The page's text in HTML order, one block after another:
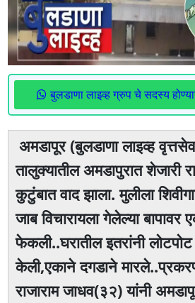
बुलडाणा लाइव्ह ग्रुप चे सदस्य
अमडापूर (बुलडाणा लाइव्ह
तालुक्यातील अमडापुरात शेजारी
कुटुंबात वाद झाला. मुलीला
जाब विचारायला गेलेल्या
फेकली..घरातील इतरांनी
केली,एकाने दगडाने
राजाराम जाधव(३२) यांनी